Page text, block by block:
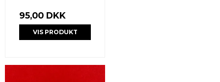
95,00 DKK
VIS PRODUKT